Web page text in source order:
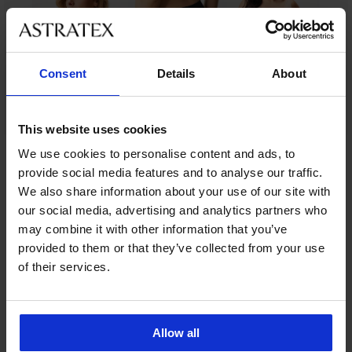
Consent Details About
This website uses cookies
We use cookies to personalise content and ads, to
provide social media features and to analyse our traffic.
We also share information about your use of our site with
our social media, advertising and analytics partners who
may combine it with other information that you’ve
provided to them or that they’ve collected from your use
of their services.
Allow all
3+1 ZDARMA
-25 % ALL25
4,9
Sarah
3+1 ZDARMA
-25 % ALL25
4,8
3+1 ZDARMA
-25 % ALL25
4,8
3+1 ZDARMA
-25 % ALL25
4,8
3+1 ZDARMA
-25 % ALL25
4,9
-30%
4,7
3+1 ZDARMA
-25 % ALL25
4,8
3+1 ZDARMA
-25 % ALL25
5
Ze stejné kolekce